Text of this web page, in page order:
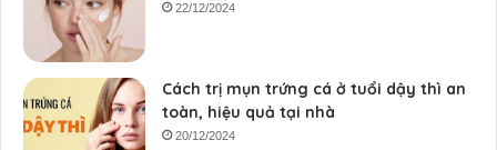
22/12/2024
Cách trị mụn trứng cá ở tuổi dậy thì an
toàn, hiệu quả tại nhà
20/12/2024